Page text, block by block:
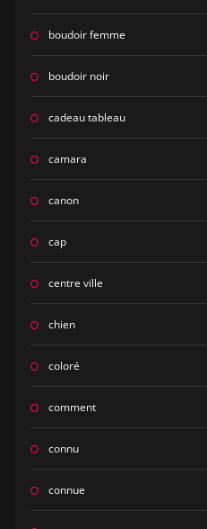
boudoir femme
boudoir noir
cadeau tableau
camara
canon
cap
centre ville
chien
coloré
comment
connu
connue